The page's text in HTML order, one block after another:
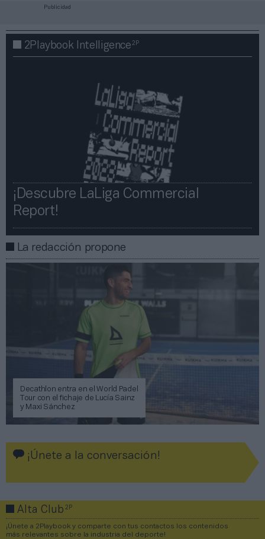
Publicidad
2Playbook Intelligence2P
¡Descubre LaLiga Commercial
Report!​​
La redacción propone
Decathlon entra en el World Padel
Tour con el fichaje de Lucía Sainz
y Maxi Sánchez
¡Únete a la conversación!
Alta Club2P
¡Únete a 2Playbook y comparte con tus contactos los contenidos
más relevantes sobre la industria del deporte!